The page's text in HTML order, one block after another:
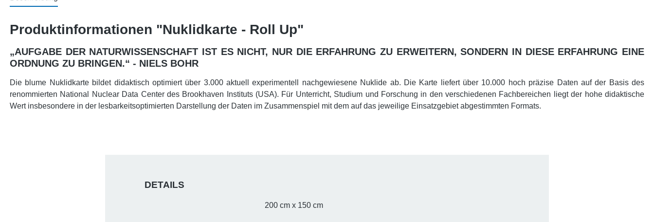
Produktinformationen "Nuklidkarte - Roll Up"
„AUFGABE DER NATURWISSENSCHAFT IST ES NICHT, NUR DIE ERFAHRUNG ZU ERWEITERN, SONDERN IN DIESE ERFAHRUNG EINE
ORDNUNG ZU BRINGEN.“ - NIELS BOHR
Die blume Nuklidkarte bildet didaktisch optimiert über 3.000 aktuell experimentell nachgewiesene Nuklide ab. Die Karte liefert über 10.000 hoch präzise Daten auf der Basis des
renommierten National Nuclear Data Center des Brookhaven Instituts (USA). Für Unterricht, Studium und Forschung in den verschiedenen Fachbereichen liegt der hohe didaktische
Wert insbesondere in der lesbarkeitsoptimierten Darstellung der Daten im Zusammenspiel mit dem auf das jeweilige Einsatzgebiet abgestimmten Formats.
DETAILS
200 cm x 150 cm